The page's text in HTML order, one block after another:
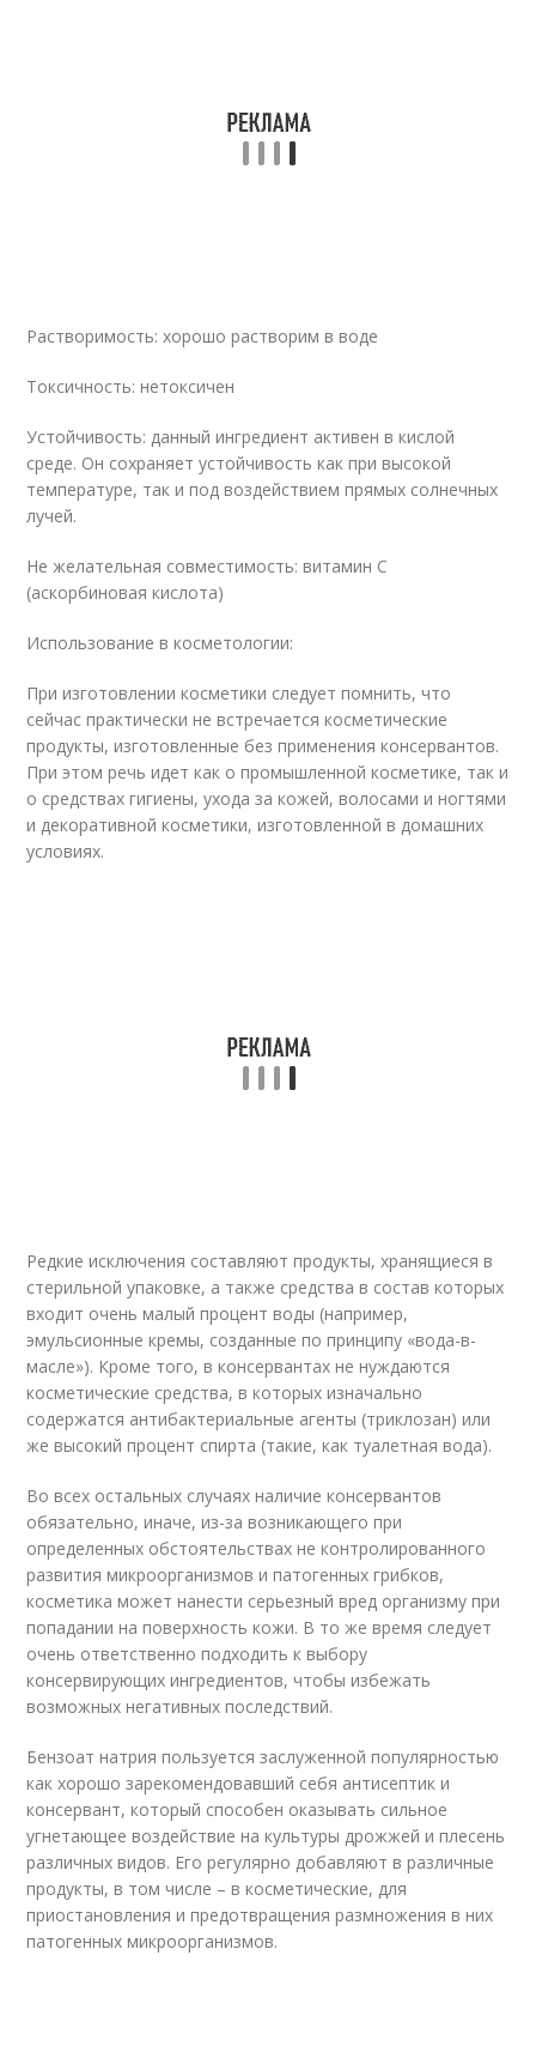
Растворимость: хорошо растворим в воде
Токсичность: нетоксичен
Устойчивость: данный ингредиент активен в кислой
среде. Он сохраняет устойчивость как при высокой
температуре, так и под воздействием прямых солнечных
лучей.
Не желательная совместимость: витамин С
(аскорбиновая кислота)
Использование в косметологии:
При изготовлении косметики следует помнить, что
сейчас практически не встречается косметические
продукты, изготовленные без применения консервантов.
При этом речь идет как о промышленной косметике, так и
о средствах гигиены, ухода за кожей, волосами и ногтями
и декоративной косметики, изготовленной в домашних
условиях.
Редкие исключения составляют продукты, хранящиеся в
стерильной упаковке, а также средства в состав которых
входит очень малый процент воды (например,
эмульсионные кремы, созданные по принципу «вода-в-
масле»). Кроме того, в консервантах не нуждаются
косметические средства, в которых изначально
содержатся антибактериальные агенты (триклозан) или
же высокий процент спирта (такие, как туалетная вода).
Во всех остальных случаях наличие консервантов
обязательно, иначе, из-за возникающего при
определенных обстоятельствах не контролированного
развития микроорганизмов и патогенных грибков,
косметика может нанести серьезный вред организму при
попадании на поверхность кожи. В то же время следует
очень ответственно подходить к выбору
консервирующих ингредиентов, чтобы избежать
возможных негативных последствий.
Бензоат натрия пользуется заслуженной популярностью
как хорошо зарекомендовавший себя антисептик и
консервант, который способен оказывать сильное
угнетающее воздействие на культуры дрожжей и плесень
различных видов. Его регулярно добавляют в различные
продукты, в том числе – в косметические, для
приостановления и предотвращения размножения в них
патогенных микроорганизмов.